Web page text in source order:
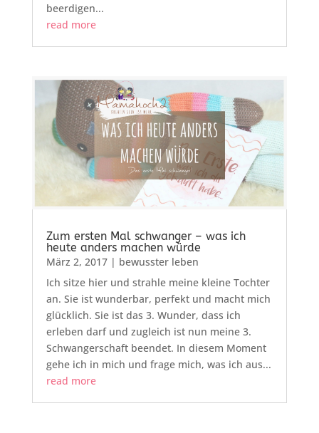
beerdigen...
read more
Zum ersten Mal schwanger – was ich
heute anders machen würde
März 2, 2017| bewusster leben
Ich sitze hier und strahle meine kleine Tochter
an. Sie ist wunderbar, perfekt und macht mich
glücklich. Sie ist das 3. Wunder, dass ich
erleben darf und zugleich ist nun meine 3.
Schwangerschaft beendet. In diesem Moment
gehe ich in mich und frage mich, was ich aus...
read more